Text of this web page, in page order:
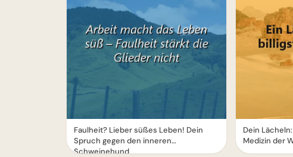
Faulheit? Lieber süßes Leben! Dein
Spruch gegen den inneren
Schweinehund
Dein
Medizin der